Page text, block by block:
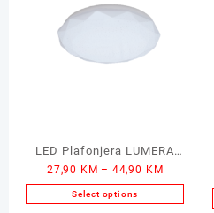
LED Plafonjera LUMERA
Alicia 4000K
27,90 KM – 44,90 KMPrice
range:
27,90 KM
Select options